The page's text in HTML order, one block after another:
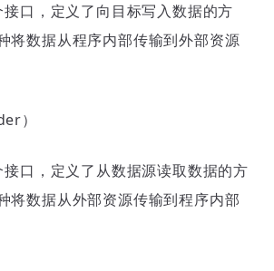
接口，定义了向目标写入数据的方
将数据从程序内部传输到外部资源
）
接口，定义了从数据源读取数据的方
将数据从外部资源传输到程序内部